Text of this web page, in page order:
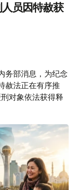
员因特赦获
务部消息，为纪念
赦法正在有序推
对象依法获得释